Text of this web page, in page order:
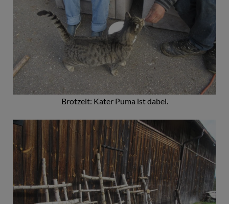
Brotzeit: Kater Puma ist dabei.